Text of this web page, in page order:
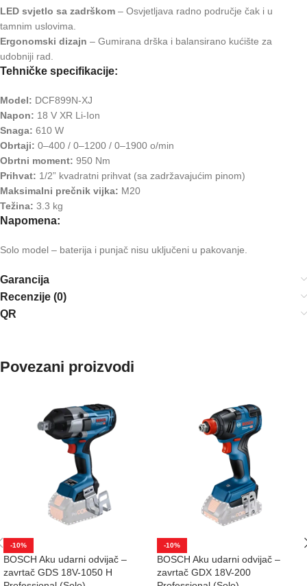
LED svjetlo sa zadrškom – Osvjetljava radno područje čak i u
tamnim uslovima.
Ergonomski dizajn – Gumirana drška i balansirano kućište za
udobniji rad.
Tehničke specifikacije:
Model: DCF899N-XJ
Napon: 18 V XR Li-Ion
Snaga: 610 W
Obrtaji: 0–400 / 0–1200 / 0–1900 o/min
Obrtni moment: 950 Nm
Prihvat: 1/2” kvadratni prihvat (sa zadržavajućim pinom)
Maksimalni prečnik vijka: M20
Težina: 3.3 kg
Napomena:
Solo model – baterija i punjač nisu uključeni u pakovanje.
Garancija
Recenzije (0)
QR
Povezani proizvodi
-10%
BOSCH Aku udarni odvijač –
zavrtač GDS 18V-1050 H
-10%
BOSCH Aku udarni odvijač –
zavrtač GDX 18V-200